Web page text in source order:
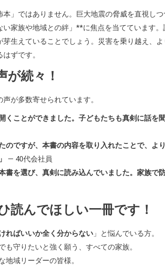
」ではありません。巨大地震の脅威を直視し
い家族や地域との絆」**に焦点を当てています
芽生えていることでしょう。災害を乗り越え、
ずです。
続々！
が多数寄せられています。
くことができました。子どもたちも真剣に話を
のですが、本書の内容を取り入れたことで、よ
— 40代会社員
書を選び、真剣に読み込んでいました。家族で
読んでほしい一冊です！
ればいいか全く分からない 」と悩んでいる方。
も守りたいと強く願う、すべての家族。
地域リーダーの皆様。